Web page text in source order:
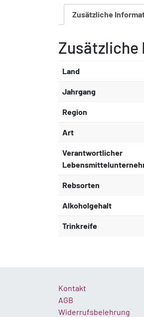
Zusätzliche
Land
Jahrgang
Region
Art
Verantwortlicher
Rebsorten
Alkoholgehalt
Trinkreife
Kontakt
AGB
Widerrufsbelehrung